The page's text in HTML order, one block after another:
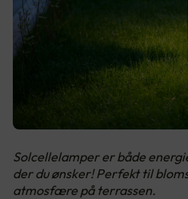
Solcellelamper er både
der du ønsker! Perfekt til
atmosfære på terrassen.